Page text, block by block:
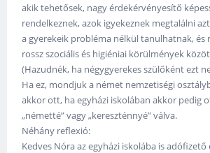
akik tehetősek, nagy érdekérvényesítő
rendelkeznek, azok igyekeznek megtalálni
a gyerekeik probléma nélkül tanulhatnak, és
rossz szociális és higiéniai körülmények
(Hazudnék, ha négygyerekes szülőként ezt
Ha ez, mondjuk a német nemzetiségi
akkor ott, ha egyházi iskolában akkor pedig
„németté” vagy „kereszténnyé” válva.
Néhány reflexió:
Kedves Nóra az egyházi iskolába is